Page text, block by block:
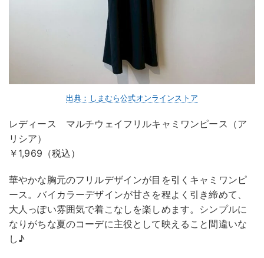
出典：しまむら公式オンラインストア
レディース マルチウェイフリルキャミワンピース（ア
リシア）
￥1,969（税込）
華やかな胸元のフリルデザインが目を引くキャミワンピ
ース。バイカラーデザインが甘さを程よく引き締めて、
大人っぽい雰囲気で着こなしを楽しめます。シンプルに
なりがちな夏のコーデに主役として映えること間違いな
し♪